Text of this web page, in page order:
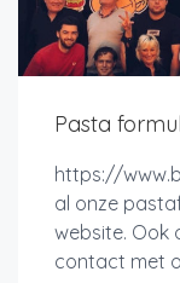
Pasta
https://
al onze
website. Ook
contact met